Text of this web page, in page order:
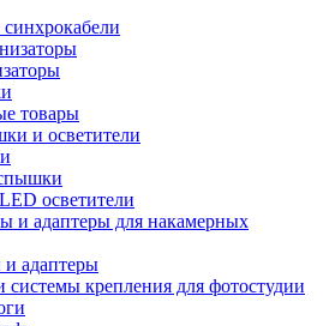
товары
и осветители
осветители
и адаптеры для накамерных
адаптеры
системы крепления для фотостудии